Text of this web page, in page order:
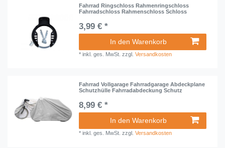
Fahrrad Ringschloss Rahmenringschloss
Fahrradschloss Rahmenschloss Schloss
3,99 € *
In den Warenkorb
*inkl. ges. MwSt. zzgl.Versandkosten
Fahrrad Vollgarage Fahrradgarage Abdeckplane
Schutzhülle Fahrradabdeckung Schutz
8,99 € *
In den Warenkorb
*inkl. ges. MwSt. zzgl.Versandkosten